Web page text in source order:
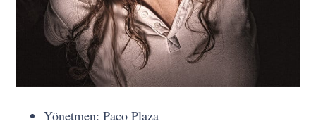
Yönetmen: Paco Plaza